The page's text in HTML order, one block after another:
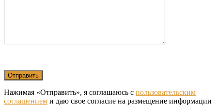
Нажимая «Отправить», я соглашаюсь с пользовательским
соглашением и даю свое согласие на размещение информации